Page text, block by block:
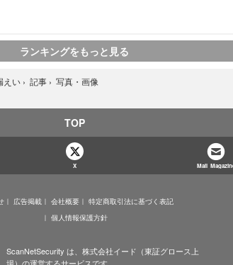
ランキングをもっと見る
えい › 記事 › 写真・画像
TOP
X Mail
広告掲載 会社概要
特定商取引法に基づく表記
個人情報保護方針
ScanNetSecurity は、株式会社イード（東証グロース上